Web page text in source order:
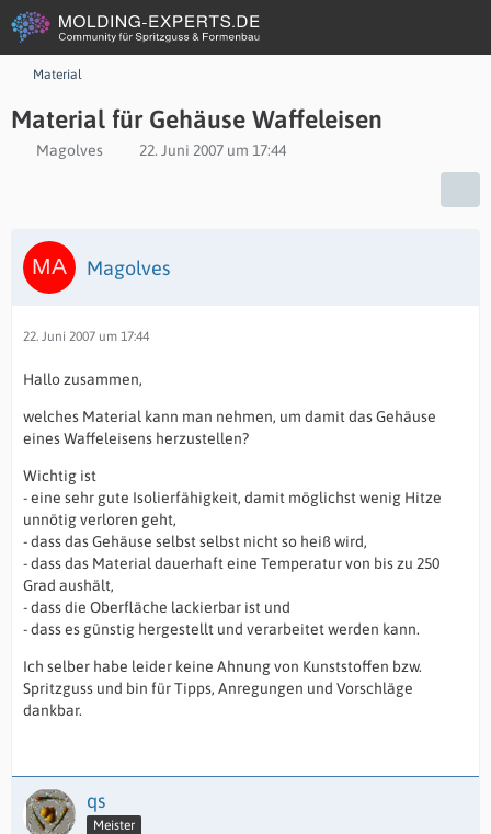
Material
Material für Gehäuse Waffeleisen
Magolves 22. Juni 2007 um 17:44
Magolves
22. Juni 2007 um 17:44
Hallo zusammen,
welches Material kann man nehmen, um damit das Gehäuse
eines Waffeleisens herzustellen?
Wichtig ist
- eine sehr gute Isolierfähigkeit, damit möglichst wenig Hitze
unnötig verloren geht,
- dass das Gehäuse selbst selbst nicht so heiß wird,
- dass das Material dauerhaft eine Temperatur von bis zu 250
Grad aushält,
- dass die Oberfläche lackierbar ist und
- dass es günstig hergestellt und verarbeitet werden kann.
Ich selber habe leider keine Ahnung von Kunststoffen bzw.
Spritzguss und bin für Tipps, Anregungen und Vorschläge
dankbar.
qs
Meister